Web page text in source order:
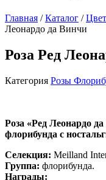
Главная /Каталог /
Леонардо да Винчи
Роза Ред
Категория Розы
Роза «Ред Леонардо
флорибунда с
Селекция: Meilland
Группа: флорибунда.
Награды: